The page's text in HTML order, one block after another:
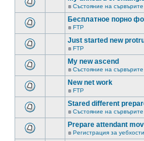
в Състояние на сървърите
Бесплатное порно
в FTP
Just started new
в FTP
My new ascend
в Състояние на сървърите
New net work
в FTP
Stared different
в Състояние на сървърите
Prepare attendant
в Регистрация за